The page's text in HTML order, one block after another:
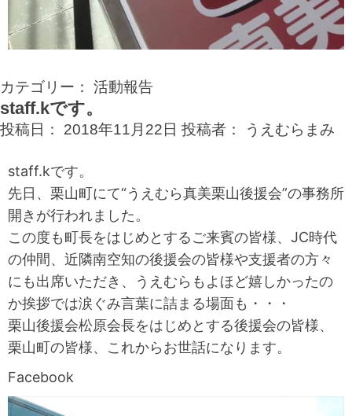
カテゴリー： 活動報告
staff.kです。
投稿日： 2018年11月22日 投稿者： うえむらまみ
staff.kです。
先日、栗山町にて“うえむら真美栗山後援会”の事務所
開きが行われました。
この度も町長をはじめとするご来賓の皆様、JC時代
の仲間、近隣南空知の後援会の皆様や支援者の方々
にも出席いただき、うえむらもよほど嬉しかったの
か挨拶では涙ぐみ言葉に詰まる場面も・・・
栗山後援会松原会長をはじめとする後援会の皆様、
栗山町の皆様、これからお世話になります。
Facebook